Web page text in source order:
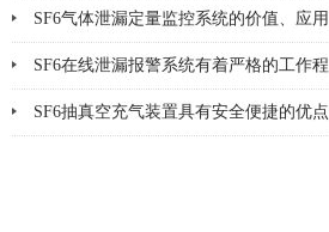
SF6气体泄漏定量监控系统的价值、应用
及未来发展趋势
SF6在线泄漏报警系统有着严格的工作程
序和要求
SF6抽真空充气装置具有安全便捷的优点